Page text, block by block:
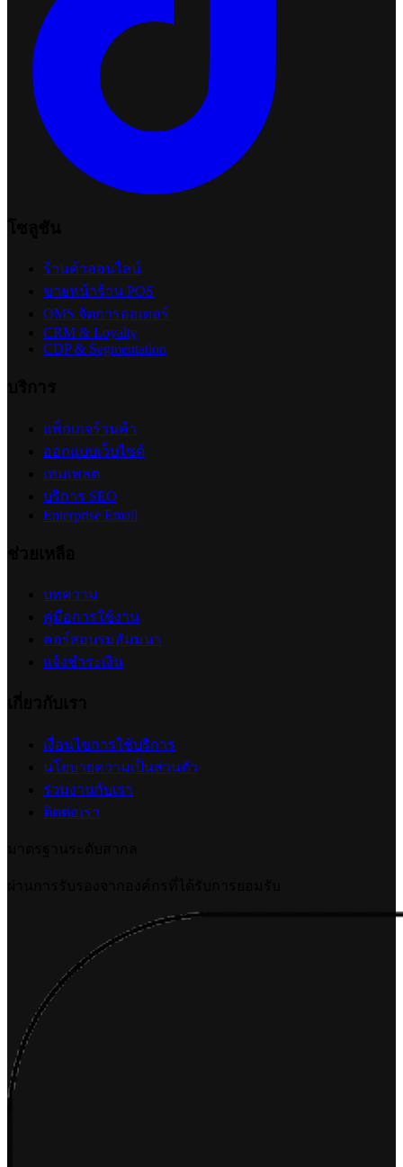
ร้านค้าออนไลน์
ขายหน้าร้าน POS
OMS จัดการออเดอร์
CRM & Loyalty
CDP & Segmentation
แพ็กเกจร้านค้า
ออกแบบเว็บไซต์
เทมเพลต
บริการ SEO
Enterprise Email
บทความ
คู่มือการใช้งาน
คอร์สอบรมสัมมนา
แจ้งชำระเงิน
เงื่อนไขการใช้บริการ
นโยบายความเป็นส่วนตัว
ร่วมงานกับเรา
ติดต่อเรา